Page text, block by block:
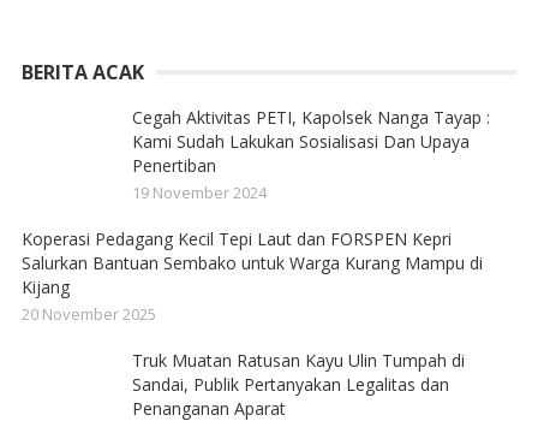
BERITA ACAK
Cegah Aktivitas PETI, Kapolsek Nanga Tayap :
Kami Sudah Lakukan Sosialisasi Dan Upaya
Penertiban
19 November 2024
Koperasi Pedagang Kecil Tepi Laut dan FORSPEN Kepri
Salurkan Bantuan Sembako untuk Warga Kurang Mampu di
Kijang
20 November 2025
Truk Muatan Ratusan Kayu Ulin Tumpah di
Sandai, Publik Pertanyakan Legalitas dan
Penanganan Aparat